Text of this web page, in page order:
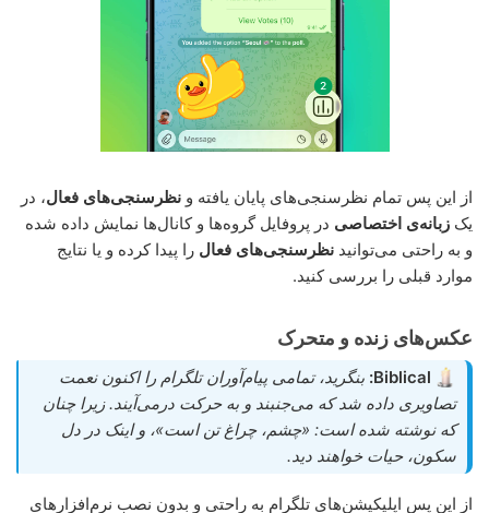
از این پس تمام نظرسنجی‌های پایان یافته و نظرسنجی‌های فعال، در
یک زبانه‌ی اختصاصی در پروفایل گروه‌ها و کانال‌ها نمایش داده شده
و به راحتی می‌توانید نظرسنجی‌های فعال را پیدا کرده و یا نتایج
موارد قبلی را بررسی کنید.
عکس‌های زنده و متحرک
Biblical: بنگرید، تمامی پیام‌آوران تلگرام را اکنون نعمت
تصاویری داده شد که می‌جنبند و به حرکت درمی‌آیند. زیرا چنان
که نوشته شده است: «چشم، چراغ تن است»، و اینک در دل
سکون، حیات خواهند دید.
از این پس اپلیکیشن‌های تلگرام به راحتی و بدون نصب نرم‌افزارهای